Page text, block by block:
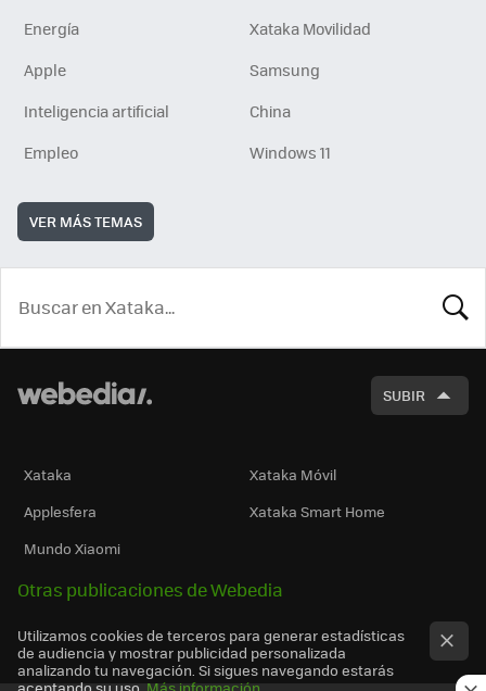
Energía
Xataka Movilidad
Apple
Samsung
Inteligencia artificial
China
Empleo
Windows 11
VER MÁS TEMAS
SUBIR
Xataka
Xataka Móvil
Applesfera
Xataka Smart Home
Mundo Xiaomi
Otras publicaciones de Webedia
Utilizamos cookies de terceros para generar estadísticas
de audiencia y mostrar publicidad personalizada
analizando tu navegación. Si sigues navegando estarás